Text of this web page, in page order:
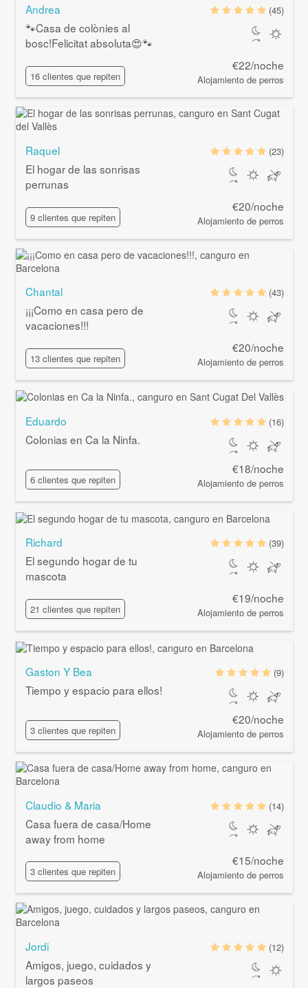
Andrea
🐾Casa de colònies al
bosc!Felicitat absoluta😍🐾
16 clientes que repiten
(45)
€22/noche
Alojamiento de perros
Raquel
El hogar de las sonrisas
perrunas
9 clientes que repiten
(23)
€20/noche
Alojamiento de perros
Chantal
¡¡¡Como en casa pero de
vacaciones!!!
13 clientes que repiten
(43)
€20/noche
Alojamiento de perros
Eduardo
Colonias en Ca la Ninfa.
6 clientes que repiten
(16)
€18/noche
Alojamiento de perros
Richard
El segundo hogar de tu
mascota
21 clientes que repiten
(39)
€19/noche
Alojamiento de perros
Gaston Y Bea
Tiempo y espacio para ellos!
3 clientes que repiten
(9)
€20/noche
Alojamiento de perros
Claudio & Maria
Casa fuera de casa/Home
away from home
3 clientes que repiten
(14)
€15/noche
Alojamiento de perros
Jordi
Amigos, juego, cuidados y
largos paseos
(12)